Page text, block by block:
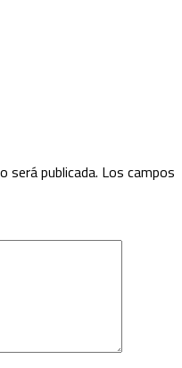
será publicada. Los campos